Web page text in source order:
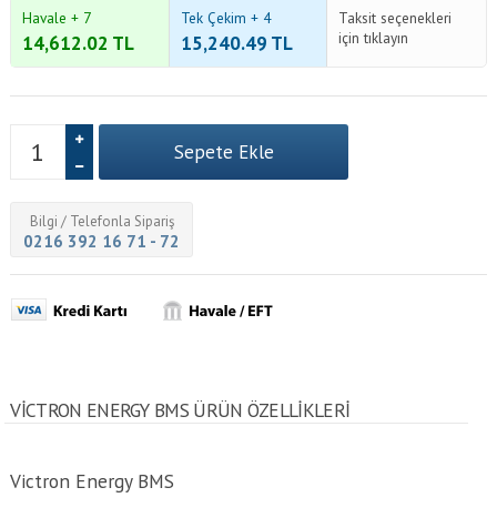
Havale + 7
14,612.02 TL
Tek Çekim + 4
15,240.49 TL
Taksit seçenekleri
için tıklayın
Bilgi / Telefonla Sipariş
0216 392 16 71 - 72
VICTRON ENERGY BMS ÜRÜN ÖZELLİKLERİ
Victron Energy BMS